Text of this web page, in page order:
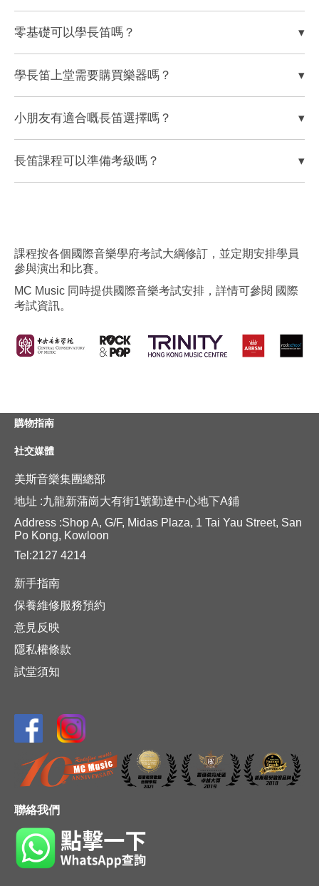
零基礎可以學長笛嗎？ ▾
學長笛上堂需要購買樂器嗎？ ▾
小朋友有適合嘅長笛選擇嗎？ ▾
長笛課程可以準備考級嗎？ ▾
課程按各個國際音樂學府考試大綱修訂，並定期安排學員
參與演出和比賽。
MC Music 同時提供國際音樂考試安排，詳情可參閱 國際
考試資訊。
購物指南
社交媒體
美斯音樂集團總部
地址 :九龍新蒲崗大有街1號勤達中心地下A鋪
Address :Shop A, G/F, Midas Plaza, 1 Tai Yau Street, San
Po Kong, Kowloon
Tel:2127 4214
新手指南
保養維修服務預約
意見反映
隱私權條款
試堂須知
聯絡我們